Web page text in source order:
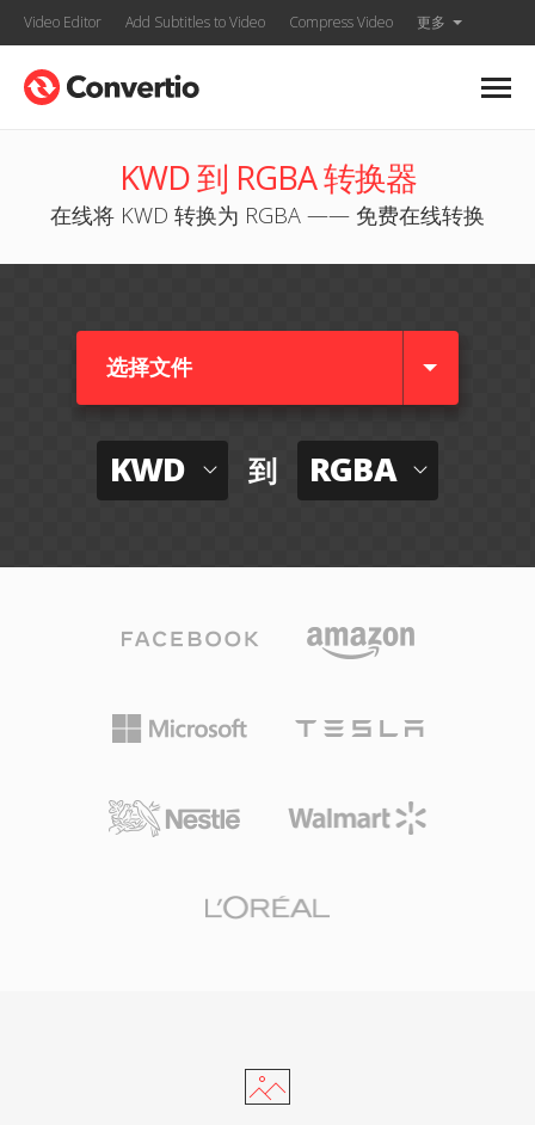
Video Editor Add Subtitles to Video Compress Video 更多
KWD 到 RGBA 转换器
在线将 KWD 转换为 RGBA —— 免费在线转换
选择文件
KWD 到 RGBA